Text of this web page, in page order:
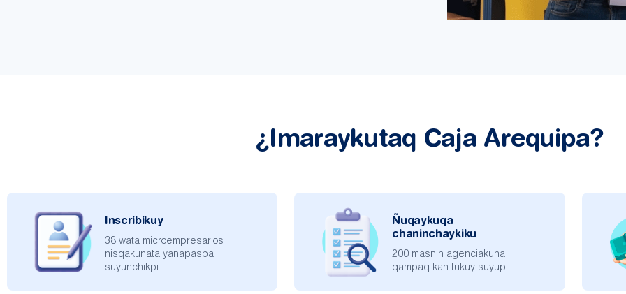
¿Imaraykutaq Caja Arequipa?
Inscribikuy
38 wata microempresarios
nisqakunata yanapaspa
suyunchikpi.
Ñuqaykuqa
chaninchaykiku
200 masnin agenciakuna
qampaq kan tukuy suyupi.